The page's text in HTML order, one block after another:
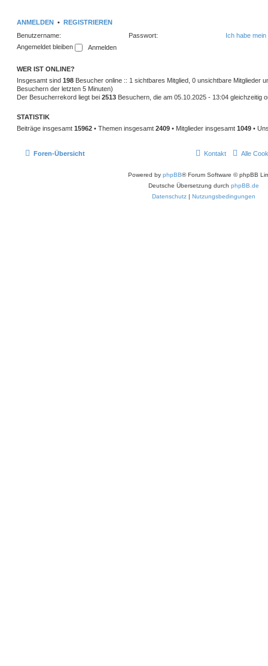
ANMELDEN • REGISTRIEREN
Benutzername:
Passwort:
Ich habe
Angemeldet bleiben
WER IST ONLINE?
Insgesamt sind 198 Besucher online :: 1 sichtbares Mitglied, 0 unsichtbare Mitglieder
Besuchern der letzten 5 Minuten)
Der Besucherrekord liegt bei 2513 Besuchern, die am 05.10.2025 - 13:04 gleichzeitig
STATISTIK
Beiträge insgesamt 15962 • Themen insgesamt 2409 • Mitglieder insgesamt 1049 •
Foren-Übersicht Alle
Kontakt
Powered by phpBB® Forum Software © phpBB
Deutsche Übersetzung durch phpBB.de
Datenschutz | Nutzungsbedingungen